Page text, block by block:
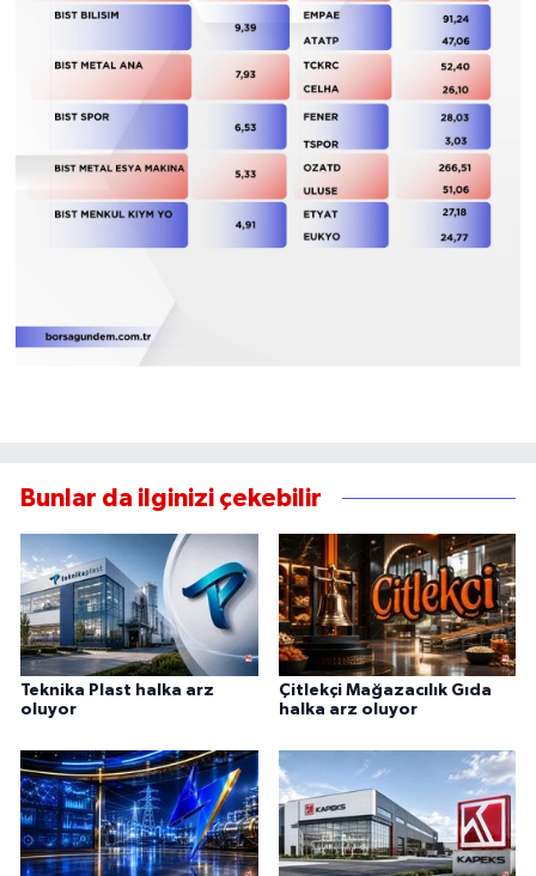
Bunlar da ilginizi çekebilir
Teknika Plast halka arz
oluyor
Çitlekçi Mağazacılık Gıda
halka arz oluyor